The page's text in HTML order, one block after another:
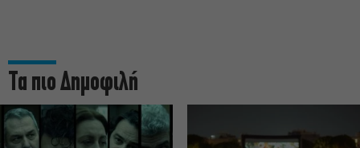
Τα πιο Δημοφιλή